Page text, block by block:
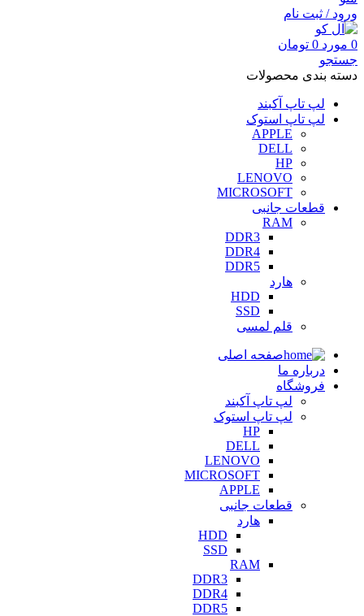
ورود / ثبت نام
0 مورد 0 تومان
جستجو
دسته بندی محصولات
لپ تاپ آکبند
لپ تاپ استوک
APPLE
DELL
HP
LENOVO
MICROSOFT
قطعات جانبی
RAM
DDR3
DDR4
DDR5
هارد
HDD
SSD
قلم لمسی
صفحه اصلی
درباره ما
فروشگاه
لپ تاپ آکبند
لپ تاپ استوک
HP
DELL
LENOVO
MICROSOFT
APPLE
قطعات جانبی
هارد
HDD
SSD
RAM
DDR3
DDR4
DDR5